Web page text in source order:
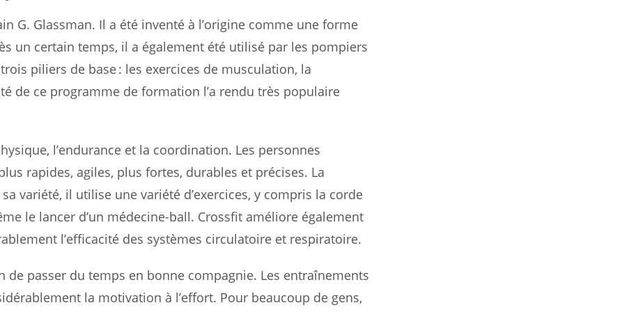
G. Glassman. Il a été inventé à l’origine comme une forme
un certain temps, il a également été utilisé par les pompiers
piliers de base : les exercices de musculation, la
de ce programme de formation l’a rendu très populaire
l’endurance et la coordination. Les personnes
rapides, agiles, plus fortes, durables et précises. La
variété, il utilise une variété d’exercices, y compris la corde
le lancer d’un médecine-ball. Crossfit améliore également
l’efficacité des systèmes circulatoire et respiratoire.
passer du temps en bonne compagnie. Les entraînements
la motivation à l’effort. Pour beaucoup de gens,